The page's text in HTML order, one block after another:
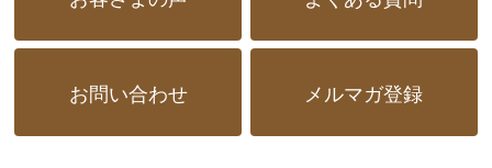
お問い合わせ メルマガ登録